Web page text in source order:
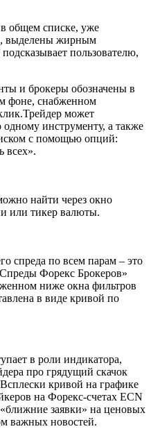
общем списке, уже
выделены жирным
пользователю,
и брокеры обозначены в
фоне, снабженном
может
одному инструменту, а также
с помощью опций:
всех».
найти через окно
или тикер валюты.
спреда по всем парам – это
Форекс Брокеров»
ниже окна фильтров
в виде кривой по
в роли индикатора,
про грядущий скачок
кривой на графике
на Форекс-счетах ECN
заявки» на ценовых
важных новостей.